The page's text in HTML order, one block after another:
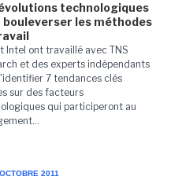
technologiques
bouleverser les méthodes
Intel ont travaillé avec TNS
et des experts indépendants
7 tendances clés
sur des facteurs
qui participeront au
2011